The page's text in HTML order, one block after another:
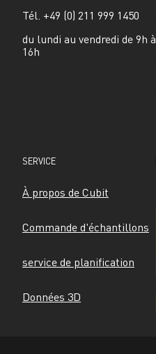
Tél. +49 (0) 211 999 1450
du lundi au vendredi de 9h à
16h
SERVICE
À propos de Cubit
Commande d'échantillons
service de planification
Données 3D